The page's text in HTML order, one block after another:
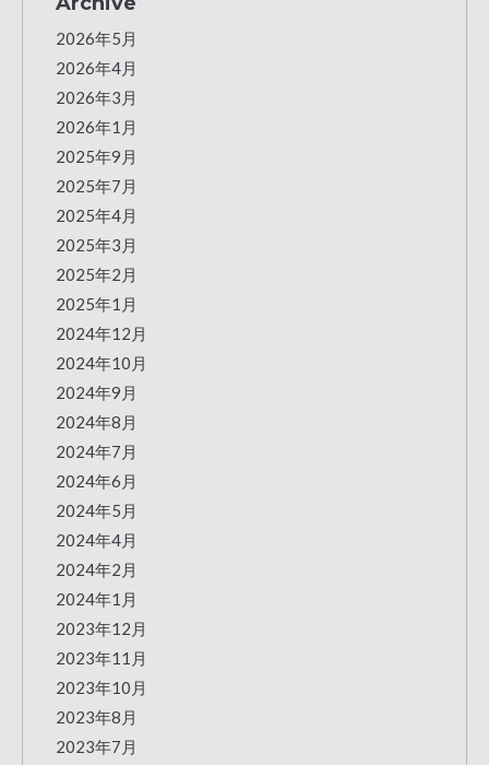
2026年5月
2026年4月
2026年3月
2026年1月
2025年9月
2025年7月
2025年4月
2025年3月
2025年2月
2025年1月
2024年12月
2024年10月
2024年9月
2024年8月
2024年7月
2024年6月
2024年5月
2024年4月
2024年2月
2024年1月
2023年12月
2023年11月
2023年10月
2023年8月
2023年7月